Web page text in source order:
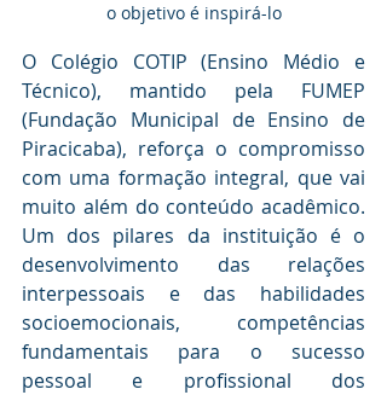
o objetivo é inspirá-lo
O Colégio COTIP (Ensino Médio e
Técnico), mantido pela FUMEP
(Fundação Municipal de Ensino de
Piracicaba), reforça o compromisso
com uma formação integral, que vai
muito além do conteúdo acadêmico.
Um dos pilares da instituição é o
desenvolvimento das relações
interpessoais e das habilidades
socioemocionais, competências
fundamentais para o sucesso
pessoal e profissional dos